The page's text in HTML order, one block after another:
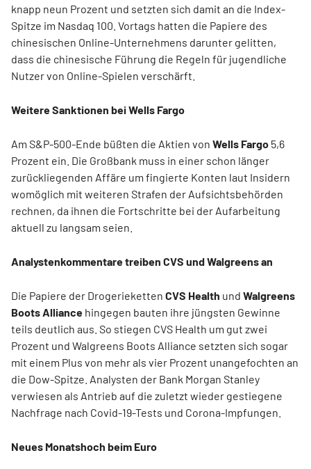
knapp neun Prozent und setzten sich damit an die Index-
Spitze im Nasdaq 100. Vortags hatten die Papiere des
chinesischen Online-Unternehmens darunter gelitten,
dass die chinesische Führung die Regeln für jugendliche
Nutzer von Online-Spielen verschärft.
Weitere Sanktionen bei Wells Fargo
Am S&P-500-Ende büßten die Aktien von Wells Fargo 5,6
Prozent ein. Die Großbank muss in einer schon länger
zurückliegenden Affäre um fingierte Konten laut Insidern
womöglich mit weiteren Strafen der Aufsichtsbehörden
rechnen, da ihnen die Fortschritte bei der Aufarbeitung
aktuell zu langsam seien.
Analystenkommentare treiben CVS und Walgreens an
Die Papiere der Drogerieketten CVS Health und Walgreens
Boots Alliance hingegen bauten ihre jüngsten Gewinne
teils deutlich aus. So stiegen CVS Health um gut zwei
Prozent und Walgreens Boots Alliance setzten sich sogar
mit einem Plus von mehr als vier Prozent unangefochten an
die Dow-Spitze. Analysten der Bank Morgan Stanley
verwiesen als Antrieb auf die zuletzt wieder gestiegene
Nachfrage nach Covid-19-Tests und Corona-Impfungen.
Neues Monatshoch beim Euro